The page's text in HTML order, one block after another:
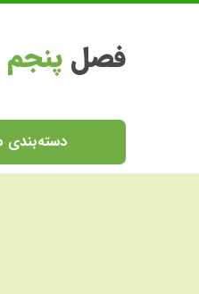
فصل پنجم